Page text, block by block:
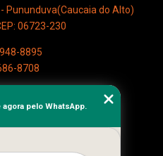
Pununduva(Caucaia do Alto)
06723-230
8895
8708
agora pelo WhatsApp.